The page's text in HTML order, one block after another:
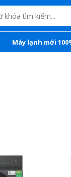
Máy lạnh mới